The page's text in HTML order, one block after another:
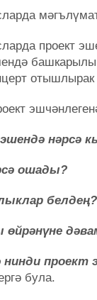
проект
отышлырак
нәрсә
ошады?
белдең?
нинди
була.